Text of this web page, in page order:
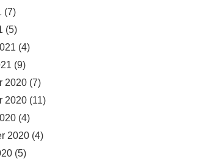
(7)
(5)
(4)
(9)
2020 (7)
2020 (11)
(4)
2020 (4)
(5)